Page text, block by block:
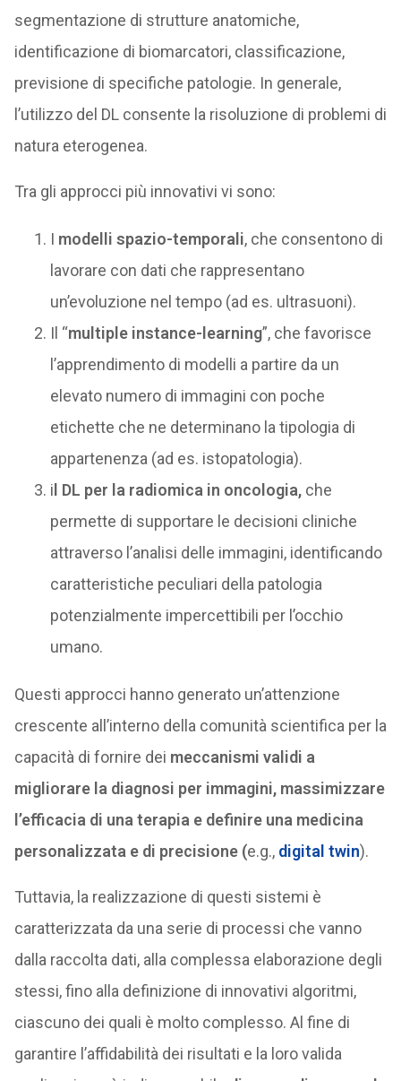
segmentazione di strutture anatomiche,
identificazione di biomarcatori, classificazione,
previsione di specifiche patologie. In generale,
l’utilizzo del DL consente la risoluzione di problemi di
natura eterogenea.
Tra gli approcci più innovativi vi sono:
I modelli spazio-temporali, che consentono di
lavorare con dati che rappresentano
un’evoluzione nel tempo (ad es. ultrasuoni).
Il “multiple instance-learning”, che favorisce
l’apprendimento di modelli a partire da un
elevato numero di immagini con poche
etichette che ne determinano la tipologia di
appartenenza (ad es. istopatologia).
i l DL per la radiomica in oncologia,che
permette di supportare le decisioni cliniche
attraverso l’analisi delle immagini, identificando
caratteristiche peculiari della patologia
potenzialmente impercettibili per l’occhio
umano.
Questi approcci hanno generato un’attenzione
crescente all’interno della comunità scientifica per la
capacità di fornire dei meccanismi validi a
migliorare la diagnosi per immagini, massimizzare
l’efficacia di una terapia e definire una medicina
personalizzata e di precisione (e.g., digital twin).
Tuttavia, la realizzazione di questi sistemi è
caratterizzata da una serie di processi che vanno
dalla raccolta dati, alla complessa elaborazione degli
stessi, fino alla definizione di innovativi algoritmi,
ciascuno dei quali è molto complesso. Al fine di
garantire l’affidabilità dei risultati e la loro valida